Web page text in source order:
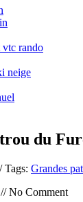
vtc rando
neige
du
Tags: Grandes
No Comment